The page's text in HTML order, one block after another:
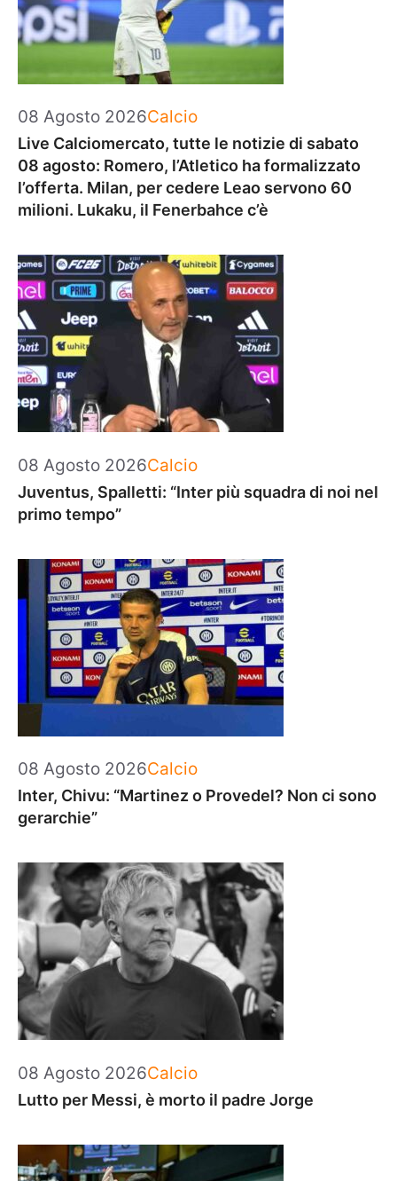
08 Agosto 2026Categorie
Calcio
Live Calciomercato, tutte le notizie di sabato
08 agosto: Romero, l’Atletico ha formalizzato
l’offerta. Milan, per cedere Leao servono 60
milioni. Lukaku, il Fenerbahce c’è
08 Agosto 2026Categorie
Calcio
Juventus, Spalletti: “Inter più squadra di noi nel
primo tempo”
08 Agosto 2026Categorie
Calcio
Inter, Chivu: “Martinez o Provedel? Non ci sono
gerarchie”
08 Agosto 2026Categorie
Calcio
Lutto per Messi, è morto il padre Jorge